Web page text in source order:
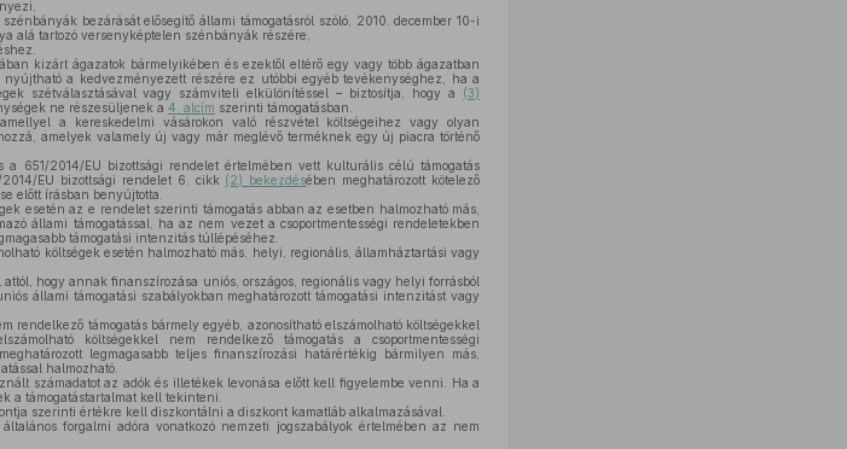
bezárását elősegítő állami támogatásról szóló, 2010. december 10-i
alá tartozó versenyképtelen szénbányák részére,
kizárt ágazatok bármelyikében és ezektől eltérő egy vagy több ágazatban
nyújtható a kedvezményezett részére ez utóbbi egyéb tevékenységhez, ha a
szétválasztásával vagy számviteli elkülönítéssel – biztosítja, hogy a (3)
ne részesüljenek a 4. alcím szerinti támogatásban.
a kereskedelmi vásárokon való részvétel költségeihez vagy olyan
amelyek valamely új vagy már meglévő terméknek egy új piacra történő
651/2014/EU bizottsági rendelet értelmében vett kulturális célú támogatás
EU bizottsági rendelet 6. cikk (2) bekezdésében meghatározott kötelező
előtt írásban benyújtotta.
esetén az e rendelet szerinti támogatás abban az esetben halmozható más,
állami támogatással, ha az nem vezet a csoportmentességi rendeletekben
támogatási intenzitás túllépéséhez.
költségek esetén halmozható más, helyi, regionális, államháztartási vagy
hogy annak finanszírozása uniós, országos, regionális vagy helyi forrásból
állami támogatási szabályokban meghatározott támogatási intenzitást vagy
rendelkező támogatás bármely egyéb, azonosítható elszámolható költségekkel
költségekkel nem rendelkező támogatás a csoportmentességi
legmagasabb teljes finanszírozási határértékig bármilyen más,
halmozható.
számadatot az adók és illetékek levonása előtt kell figyelembe venni. Ha a
a támogatástartalmat kell tekinteni.
szerinti értékre kell diszkontálni a diszkont kamatláb alkalmazásával.
forgalmi adóra vonatkozó nemzeti jogszabályok értelmében az nem